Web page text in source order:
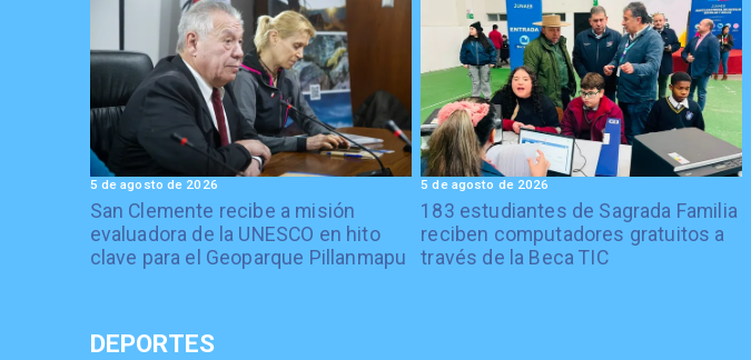
San Clemente recibe a misión
evaluadora de la UNESCO en hito
clave para el Geoparque Pillanmapu
5 de agosto de 2026
183 estudiantes de Sagrada Familia
reciben computadores gratuitos a
través de la Beca TIC
5 de agosto de 2026
DEPORTES